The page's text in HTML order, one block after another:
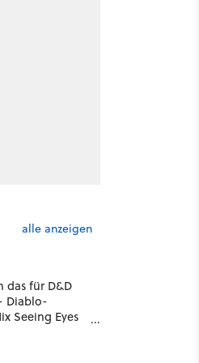
alle anzeigen
das für D&D
Diablo-
Seeing Eyes
Tool